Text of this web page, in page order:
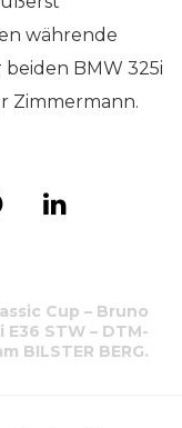
währende
BMW 325i
Zimmermann.
Cup – Bruno
STW – DTM-
BILSTER BERG.